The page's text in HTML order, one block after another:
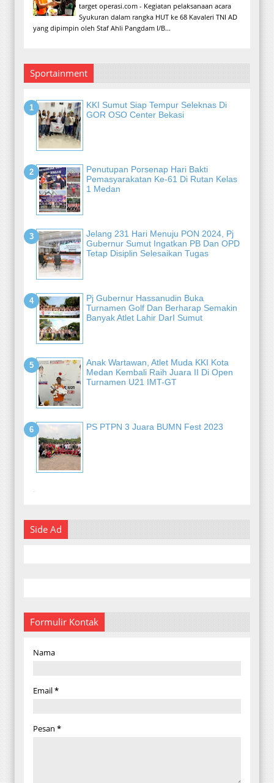
target operasi.com - Kegiatan pelaksanaan acara
Syukuran dalam rangka HUT ke 68 Kavaleri TNI AD
yang dipimpin oleh Staf Ahli Pangdam I/B...
Sportainment
KKI Sumut Siap Tempur Seleknas Di
GOR OSO Center Bekasi
Penutupan Porsenap Hari Bakti
Pemasyarakatan Ke-61 Di Rutan Kelas
1 Medan
Jelang 231 Hari Menuju PON 2024, Pj
Gubernur Sumut Ingatkan PB Dan OPD
Tetap Disiplin Selesaikan Tugas
Pj Gubernur Hassanudin Buka
Turnamen Golf Dan Berharap Semakin
Banyak Atlet Lahir DarI Sumut
Anak Wartawan, Atlet Muda KKI Kota
Medan Kembali Raih Juara II Di Open
Turnamen U21 IMT-GT
PS PTPN 3 Juara BUMN Fest 2023
-
Side Ad
Formulir Kontak
Nama
Email*
Pesan *